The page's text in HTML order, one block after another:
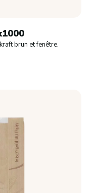
brun et fenêtre.